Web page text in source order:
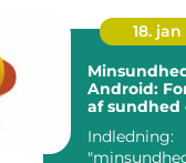
18. jan
Android:
af sundhed
Indledning: